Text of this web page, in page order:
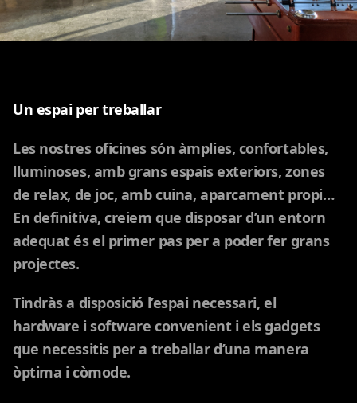
Un espai per treballar
Les nostres oficines són àmplies, confortables,
lluminoses, amb grans espais exteriors, zones
de relax, de joc, amb cuina, aparcament propi…
En definitiva, creiem que disposar d’un entorn
adequat és el primer pas per a poder fer grans
projectes.
Tindràs a disposició l’espai necessari, el
hardware i software convenient i els gadgets
que necessitis per a treballar d’una manera
òptima i còmode.